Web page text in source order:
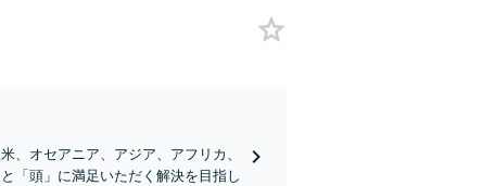
、オセアニア、アジア、アフリカ、
「頭」に満足いただく解決を目指し